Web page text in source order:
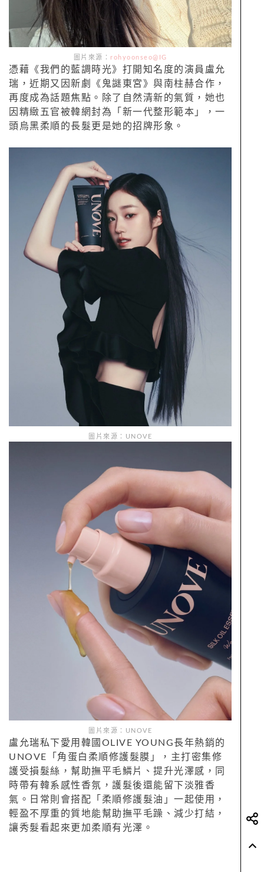
圖片來源： rohyoonseo@IG
憑藉《我們的藍調時光》打開知名度的演員盧允
瑞，近期又因新劇《鬼謎東宮》與南柱赫合作，
再度成為話題焦點。除了自然清新的氣質，她也
因精緻五官被韓網封為「新一代整形範本」，一
頭烏黑柔順的長髮更是她的招牌形象。
圖片來源：UNOVE
圖片來源：UNOVE
盧允瑞私下愛用韓國OLIVE YOUNG長年熱銷的
UNOVE「角蛋白柔順修護髮膜」，主打密集修
護受損髮絲，幫助撫平毛鱗片、提升光澤感，同
時帶有韓系感性香氛，護髮後還能留下淡雅香
氣。日常則會搭配「柔順修護髮油」一起使用，
輕盈不厚重的質地能幫助撫平毛躁、減少打結，
讓秀髮看起來更加柔順有光澤。